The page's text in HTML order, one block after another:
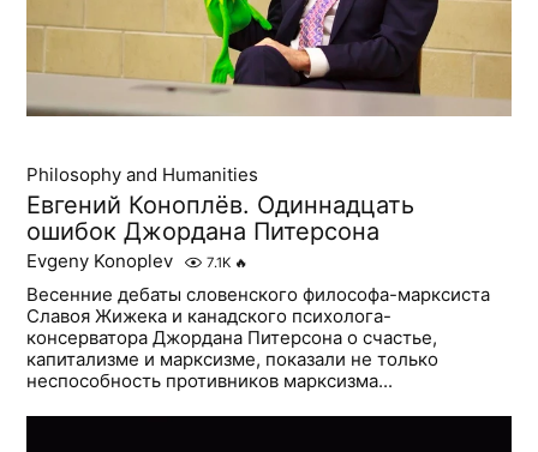
Philosophy and Humanities
Евгений Коноплёв. Одиннадцать
ошибок Джордана Питерсона
Evgeny Konoplev 7.1K 🔥
Весенние дебаты словенского философа-марксиста
Славоя Жижека и канадского психолога-
консерватора Джордана Питерсона о счастье,
капитализме и марксизме, показали не только
неспособность противников марксизма...